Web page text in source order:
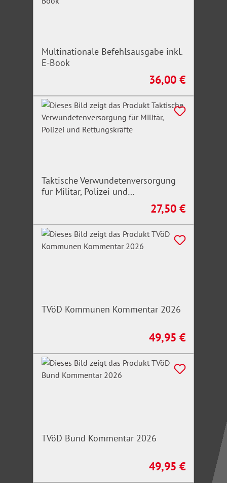
Multinationale Befehlsausgabe inkl.
E-Book
Regulärer Preis:
36,00 €
Taktische Verwundetenversorgung
für Militär, Polizei und
Regulärer Preis:
27,50 €
TVöD Kommunen Kommentar 2026
Regulärer Preis:
49,95 €
TVöD Bund Kommentar 2026
Regulärer Preis:
49,95 €